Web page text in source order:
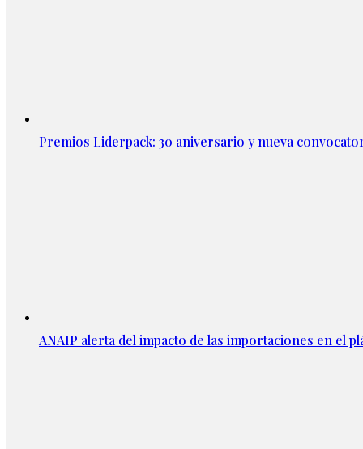
Premios Liderpack: 30 aniversario y nueva
ANAIP alerta del impacto de las importaciones en el